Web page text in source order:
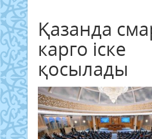
Қазанда
карго іске
қосылады